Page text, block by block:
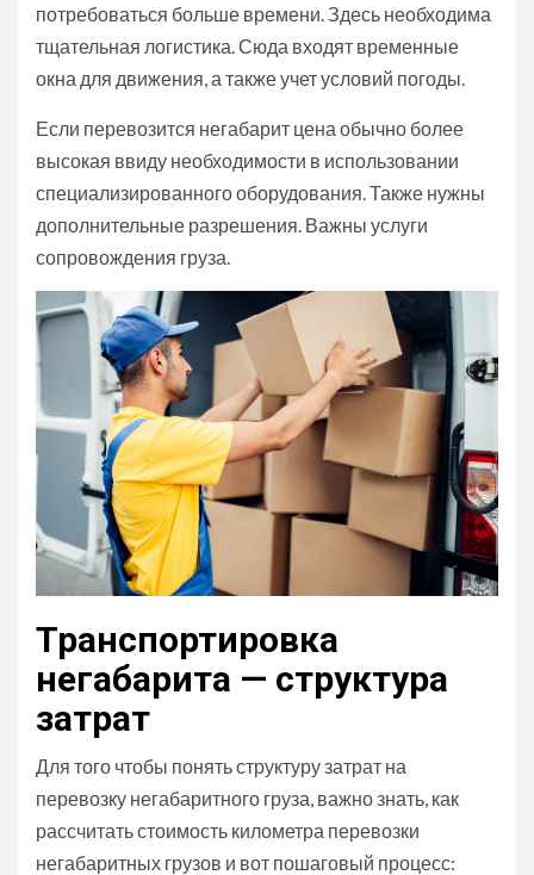
потребоваться больше времени. Здесь необходима
тщательная логистика. Сюда входят временные
окна для движения, а также учет условий погоды.
Если перевозится негабарит цена обычно более
высокая ввиду необходимости в использовании
специализированного оборудования. Также нужны
дополнительные разрешения. Важны услуги
сопровождения груза.
Транспортировка
негабарита — структура
затрат
Для того чтобы понять структуру затрат на
перевозку негабаритного груза, важно знать, как
рассчитать стоимость километра перевозки
негабаритных грузов и вот пошаговый процесс: